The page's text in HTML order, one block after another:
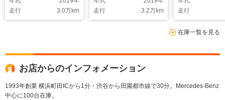
LED DSRC
Bluetooth ドラレ
コ 電動リアゲート
走行
3.0万km
シート LED
DSRC Bluetooth
カープレイ アンドロ
17AW
走行
3.2万km
正ナビ 地デ
カメラ 本革
H・C LED
DSRC
イドオート
キーレスGO
走行
在庫一覧を見る
お店からのインフォメーション
1993年創業 横浜町田ICから1分・渋谷から田園都市線で30分。Mercedes-Benz
中心に100台在庫。